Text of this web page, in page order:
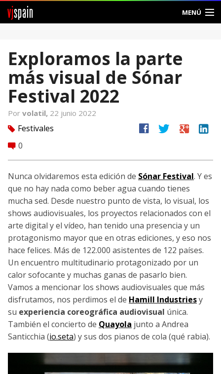
vjspain MENÚ
Foros
Noticias
Ayuda
Entrar
Crear Cuenta
Exploramos la parte
más visual de Sónar
Festival 2022
Por volatil, 22 junio 2022
tag Festivales
comment 0
facebook twitter google linkedin
Nunca olvidaremos esta edición de Sónar Festival. Y es
que no hay nada como beber agua cuando tienes
mucha sed. Desde nuestro punto de vista, lo visual, los
shows audiovisuales, los proyectos relacionados con el
arte digital y el vídeo, han tenido una presencia y un
protagonismo mayor que en otras ediciones, y eso nos
hace felices. Más de 122.000 asistentes de 122 países.
Un encuentro multitudinario protagonizado por un
calor sofocante y muchas ganas de pasarlo bien.
Vamos a mencionar los shows audiovisuales que más
disfrutamos, nos perdimos el de Hamill Industriesy
su experiencia coreográfica audiovisual única.
También el concierto de Quayola junto a Andrea
Santicchia (io.seta) y sus dos pianos de cola (qué rabia).